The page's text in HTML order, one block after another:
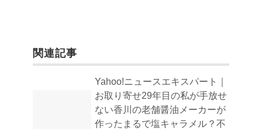
関連記事
Yahoo!ニュースエキスパート｜
お取り寄せ29年目の私が手放せ
ない香川の老舗醤油メーカーが
作ったまるで塩キャラメル？不